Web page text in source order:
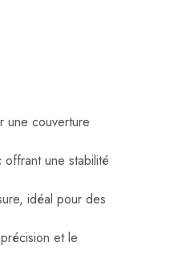
une couverture
une stabilité
idéal pour des
et le